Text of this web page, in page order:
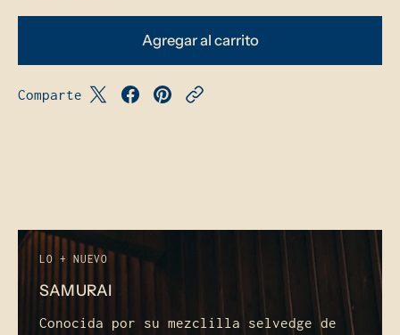
Agregar al carrito
Comparte
LO + NUEVO
SAMURAI
Conocida por su mezclilla selvedge de